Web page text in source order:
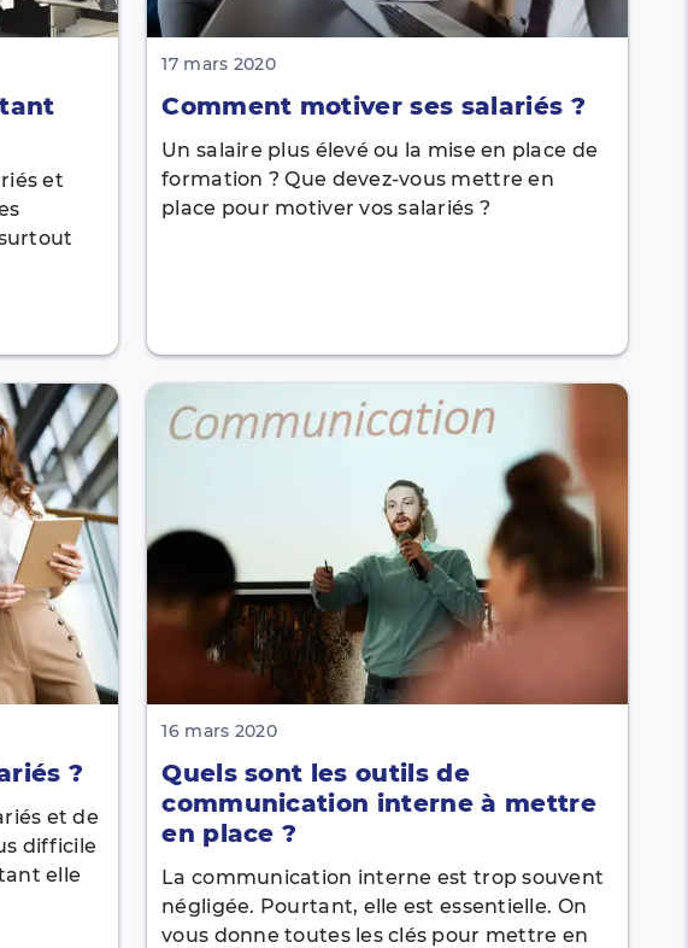
et
17 mars 2020
Comment motiver ses salariés ?
Un salaire plus élevé ou la mise en place de
formation ? Que devez-vous mettre en
place pour motiver vos salariés ?
?
et de
difficile
elle
16 mars 2020
Quels sont les outils de
communication interne à mettre
en place ?
La communication interne est trop souvent
négligée. Pourtant, elle est essentielle. On
vous donne toutes les clés pour mettre en